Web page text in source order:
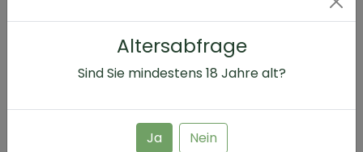
Altersabfrage
Sind Sie mindestens 18 Jahre alt?
Ja Nein
55129, Mainz-Ebersheim
Expertise
Nährwertangaben
100ml enthalten durchschnittlich: